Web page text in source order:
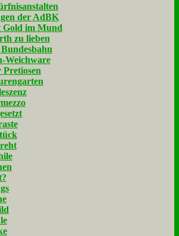
der AdBK
Gold im Mund
zu lieben
Weichware
Pretiosen